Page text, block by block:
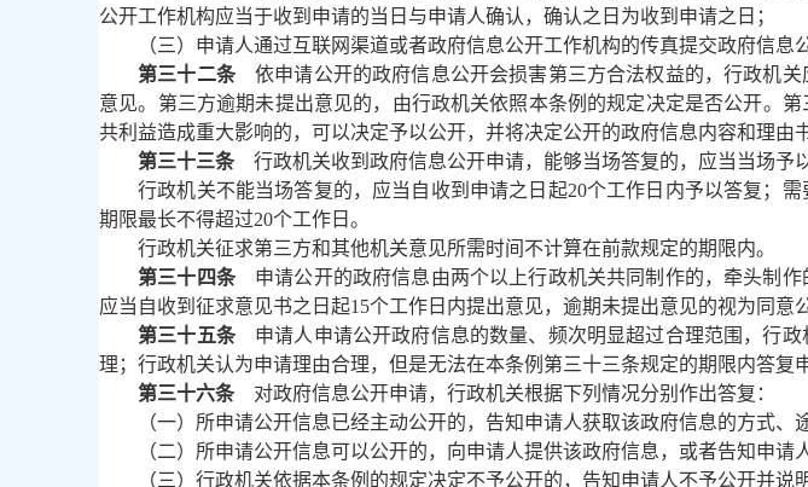
公开工作机构应当于收到申请的当日与申请人确认，确认之日为收到申请之日；
（三）申请人通过互联网渠道或者政府信息公开工作机构的传真提交政府信息
第三十二条依申请公开的政府信息公开会损害第三方合法权益的，行政机关
意见。第三方逾期未提出意见的，由行政机关依照本条例的规定决定是否公开。
共利益造成重大影响的，可以决定予以公开，并将决定公开的政府信息内容和理由
第三十三条行政机关收到政府信息公开申请，能够当场答复的，应当当场予以
行政机关不能当场答复的，应当自收到申请之日起20个工作日内予以答复；
期限最长不得超过20个工作日。
行政机关征求第三方和其他机关意见所需时间不计算在前款规定的期限内。
第三十四条申请公开的政府信息由两个以上行政机关共同制作的，牵头制作
应当自收到征求意见书之日起15个工作日内提出意见，逾期未提出意见的视为同意
第三十五条申请人申请公开政府信息的数量、频次明显超过合理范围，行政
理；行政机关认为申请理由合理，但是无法在本条例第三十三条规定的期限内答复
第三十六条对政府信息公开申请，行政机关根据下列情况分别作出答复：
（一）所申请公开信息已经主动公开的，告知申请人获取该政府信息的方式、
（二）所申请公开信息可以公开的，向申请人提供该政府信息，或者告知申请
（三）行政机关依据本条例的规定决定不予公开的，告知申请人不予公开并说